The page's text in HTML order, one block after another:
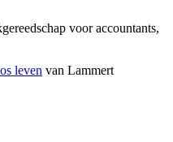
voor accountants,
leven van Lammert